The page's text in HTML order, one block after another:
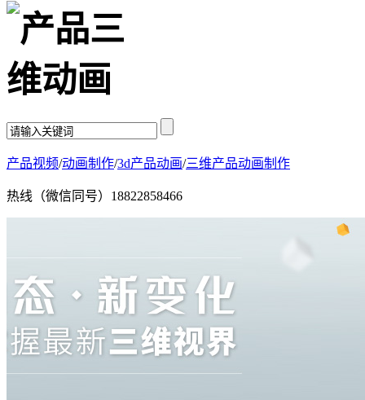
产品视频/动画制作/3d产品动画/三维产品动画制作
热线（微信同号） 18822858466